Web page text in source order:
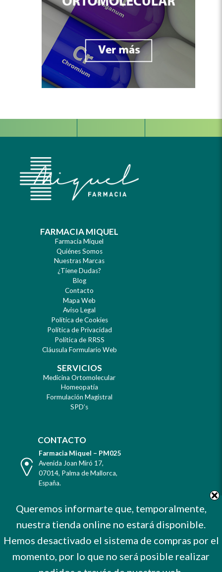
FARMACIA MIQUEL
Farmacia Miquel
Quiénes Somos
Nuestras Marcas
¿Tiene Dudas?
Blog
Contacto
Mapa Web
Aviso Legal
Política de Cookies
Política de Privacidad
Política de RRSS
Cláusula Formulario Web
SERVICIOS
Medicina Ortomolecular
Homeopatía
Formulación Magistral
SPD’s
CONTACTO
Farmacia Miquel – PM025
Dirección
Avenida Joan Miró 17,
07014, Palma de Mallorca,
España.
Celular
Mvl. 606 373 503
E-
farmacia@farmaciamiquel.com
Horario
De Lunes a Sábado
9 a 21 hrs.
No cerramos por vacaciones
Queremos informarte que, temporalmente,
nuestra tienda online no estará disponible.
Hemos desactivado el sistema de compras por el
momento, por lo que no será posible realizar